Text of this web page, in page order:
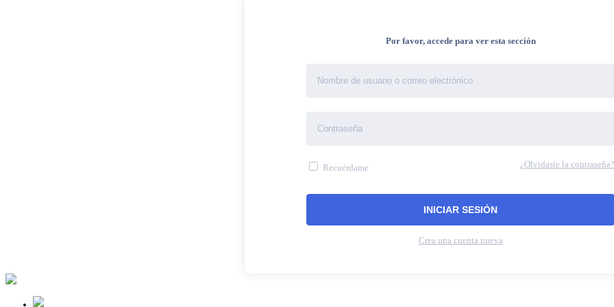
Por favor, accede para ver esta sección
Recuérdame ¿Olvidaste la contraseña?
Crea una cuenta nueva